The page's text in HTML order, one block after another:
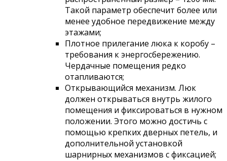
Такой параметр обеспечит более или
менее удобное передвижение между
этажами;
Плотное прилегание люка к коробу –
требования к энергосбережению.
Чердачные помещения редко
отапливаются;
Открывающийся механизм. Люк
должен открываться внутрь жилого
помещения и фиксироваться в нужном
положении. Этого можно достичь с
помощью крепких дверных петель, и
дополнительной установкой
шарнирных механизмов с фиксацией;